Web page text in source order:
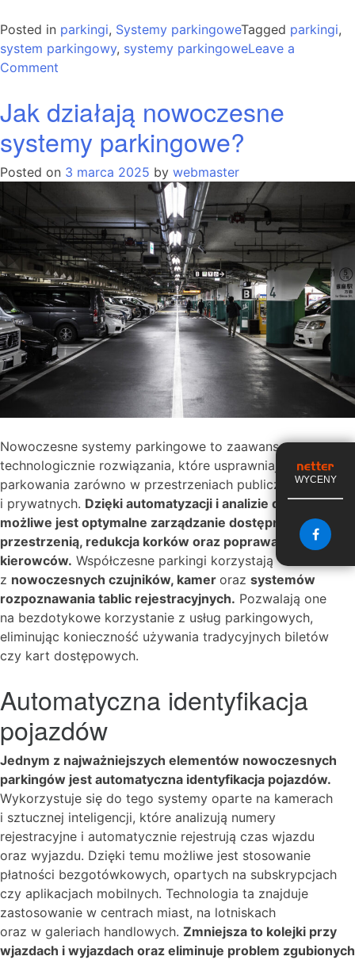
Posted in parkingi, Systemy parkingoweTagged parkingi,
system parkingowy, systemy parkingoweLeave a
Comment
systemy
parkowania
najlepiej
sprawdzają
się
mieszkalnych?
Jak działają nowoczesne
systemy parkingowe?
Posted on 3 marca 2025 by webmaster
Nowoczesne systemy parkingowe to zaawansowane
technologicznie rozwiązania, które usprawniają proces
parkowania zarówno w przestrzeniach publicznych, jak
i prywatnych. Dzięki automatyzacji i analizie danych
możliwe jest optymalne zarządzanie dostępną
przestrzenią, redukcja korków oraz poprawa komfortu
kierowców. Współczesne parkingi korzystają
z nowoczesnych czujników, kamer oraz systemów
rozpoznawania tablic rejestracyjnych. Pozwalają one
na bezdotykowe korzystanie z usług parkingowych,
eliminując konieczność używania tradycyjnych biletów
czy kart dostępowych.
Automatyczna identyfikacja
pojazdów
Jednym z najważniejszych elementów nowoczesnych
parkingów jest automatyczna identyfikacja pojazdów.
Wykorzystuje się do tego systemy oparte na kamerach
i sztucznej inteligencji, które analizują numery
rejestracyjne i automatycznie rejestrują czas wjazdu
oraz wyjazdu. Dzięki temu możliwe jest stosowanie
płatności bezgotówkowych, opartych na subskrypcjach
czy aplikacjach mobilnych. Technologia ta znajduje
zastosowanie w centrach miast, na lotniskach
oraz w galeriach handlowych. Zmniejsza to kolejki przy
wjazdach i wyjazdach oraz eliminuje problem zgubionych
WYCENY